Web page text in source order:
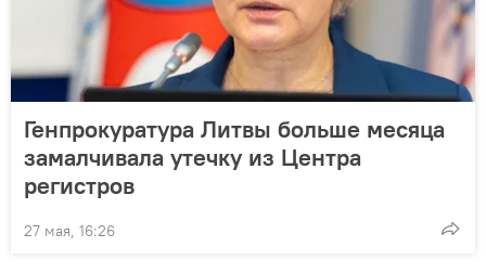
Генпрокуратура Литвы больше месяца
замалчивала утечку из Центра
регистров
27 мая, 16:26